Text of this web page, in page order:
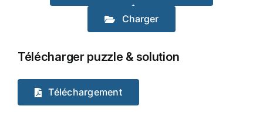
Charger
Télécharger puzzle & solution
Téléchargement